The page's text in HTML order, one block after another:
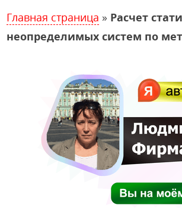
Главная страница » Расчет
неопределимых систем по